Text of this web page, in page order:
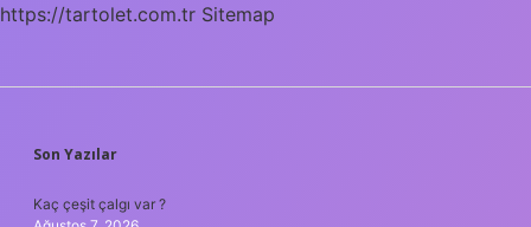
https://tartolet.com.tr Sitemap
SIDEBAR
Son Yazılar
Kaç çeşit çalgı var ?